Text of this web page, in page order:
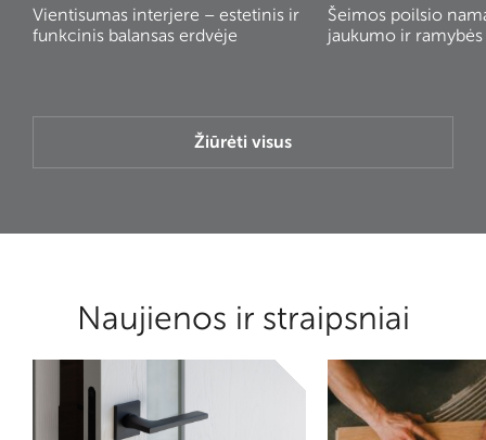
Vientisumas interjere – estetinis ir
funkcinis balansas erdvėje
Šeimos poilsio
jaukumo ir
Žiūrėti visus
Naujienos ir straipsniai